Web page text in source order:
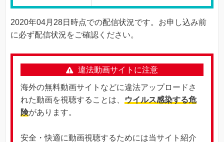
2020年04月28日時点での配信状況です。お申し込み前
に必ず配信状況をご確認ください。
違法動画サイトに注意
海外の無料動画サイトなどに違法アップロードさ
れた動画を視聴することは、
ウイルス感染する危
険があります。
安全・快適に動画視聴するためには当サイト紹介